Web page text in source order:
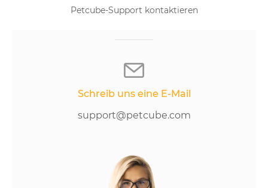
Petcube-Support kontaktieren
Schreib uns eine E-Mail
support@petcube.com